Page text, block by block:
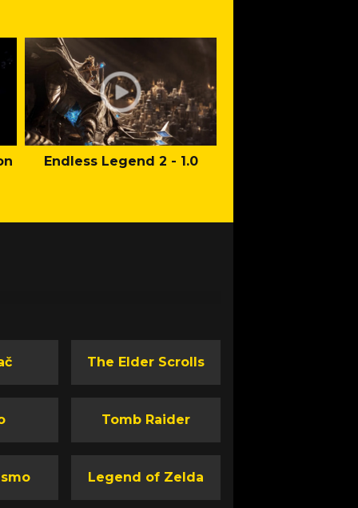
Endless Legend 2 - 1.0
The Elder Scrolls
Tomb Raider
Legend of Zelda